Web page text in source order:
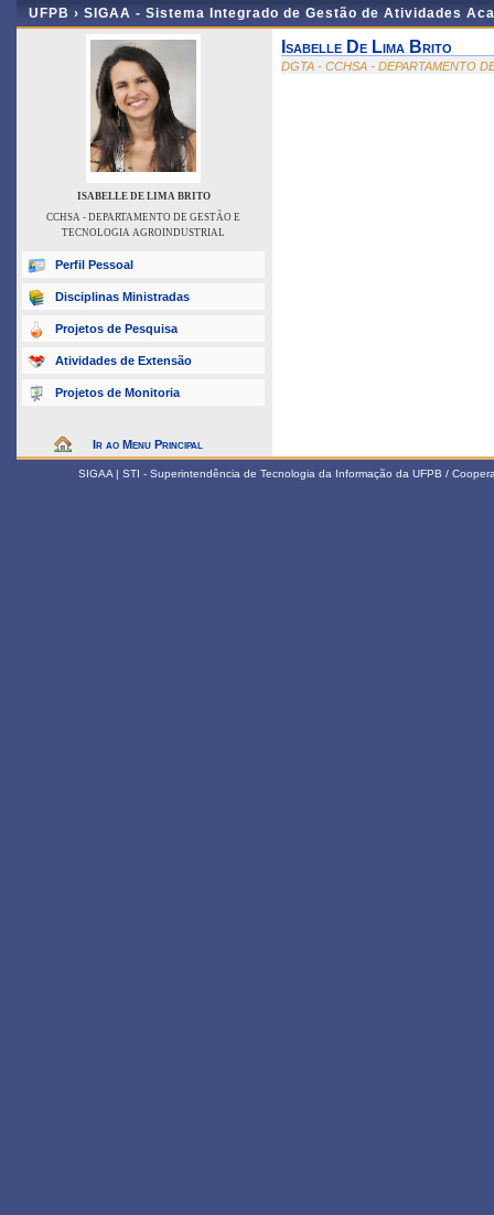
UFPB › SIGAA - Sistema Integrado de Gestão de Atividades
ISABELLE DE LIMA BRITO
CCHSA - DEPARTAMENTO DE GESTÃO E
TECNOLOGIA AGROINDUSTRIAL
Perfil Pessoal
Disciplinas Ministradas
Projetos de Pesquisa
Atividades de Extensão
Projetos de Monitoria
Ir ao Menu Principal
Isabelle De Lima Brito
DGTA - CCHSA - DEPARTAMENTO
SIGAA | STI - Superintendência de Tecnologia da Informação da UFPB /